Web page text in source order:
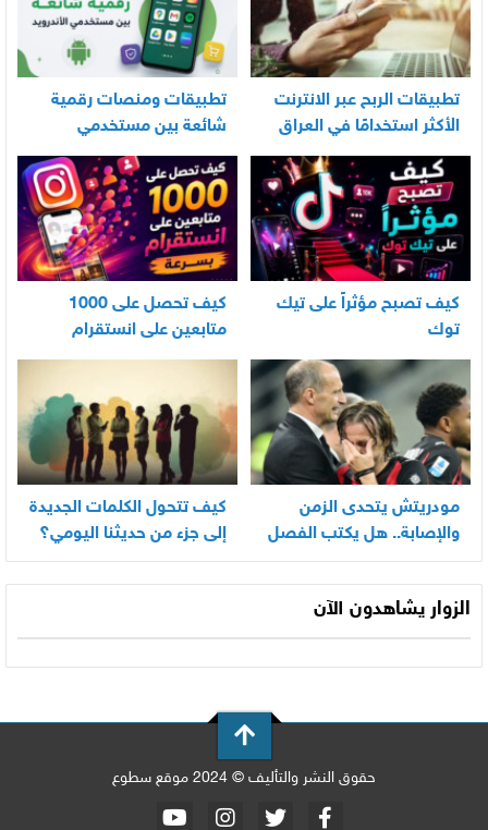
تطبيقات الربح عبر الانترنت
الأكثر استخدامًا في العراق
تطبيقات ومنصات رقمية
شائعة بين مستخدمي
الأندرويد
كيف تصبح مؤثراً على تيك
توك
كيف تحصل على 1000
متابعين على انستقرام
بسرعة
مودريتش يتحدى الزمن
والإصابة.. هل يكتب الفصل
الأخير في أسطورته
المونديالية؟
كيف تتحول الكلمات الجديدة
إلى جزء من حديثنا اليومي؟
الزوار يشاهدون الآن
حقوق النشر والتأليف © 2024 موقع سطوع